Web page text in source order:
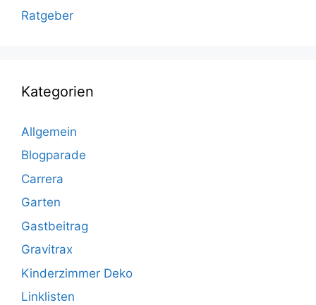
Ratgeber
Kategorien
Allgemein
Blogparade
Carrera
Garten
Gastbeitrag
Gravitrax
Kinderzimmer Deko
Linklisten